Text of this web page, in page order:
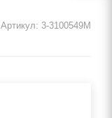
Артикул: 3-3100549M